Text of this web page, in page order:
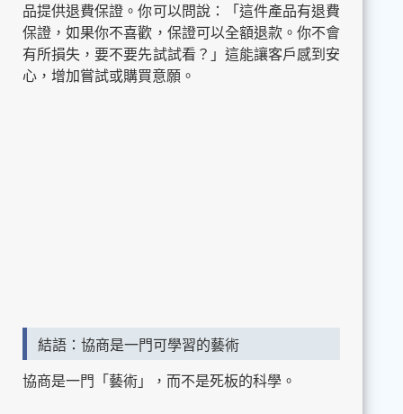
品提供退費保證。你可以問說：「這件產品有退費
保證，如果你不喜歡，保證可以全額退款。你不會
有所損失，要不要先試試看？」這能讓客戶感到安
心，增加嘗試或購買意願。
結語：協商是一門可學習的藝術
協商是一門「藝術」，而不是死板的科學。